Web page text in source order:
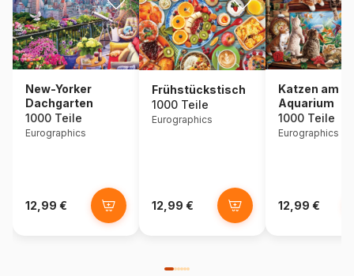
New-Yorker
Dachgarten
1000 Teile
Eurographics
12,99 €
Frühstückstisch
1000 Teile
Eurographics
12,99 €
Katzen am
Aquarium
1000 Teile
Eurographics
12,99 €